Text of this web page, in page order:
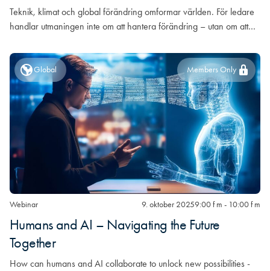
Teknik, klimat och global förändring omformar världen. För ledare
handlar utmaningen inte om att hantera förändring – utan om att…
Global Members Only
Webinar 9. oktober 20259:00 f m - 10:00 f m
Humans and AI – Navigating the Future
Together
How can humans and AI collaborate to unlock new possibilities -